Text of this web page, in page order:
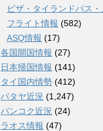
ビザ・タイランドパス・
フライト情報 (582)
ASQ情報 (17)
各国開国情報 (27)
日本帰国情報 (141)
タイ国内情勢 (412)
パタヤ近況 (1,247)
バンコク近況 (24)
ラオス情報 (47)